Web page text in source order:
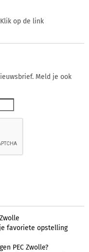
op de link
Meld je ook
favoriete opstelling
PEC Zwolle?